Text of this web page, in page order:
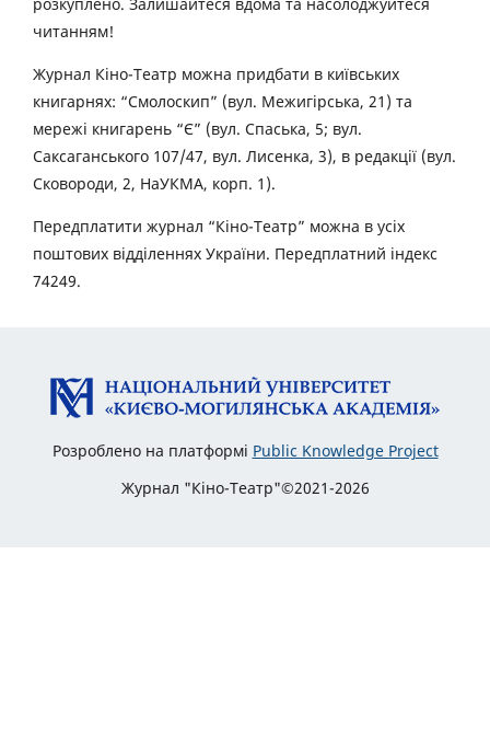
читанням!
Журнал Кіно-Театр можна придбати в київських
книгарнях: “Смолоскип” (вул. Межигірська, 21) та
мережі книгарень “Є” (вул. Спаська, 5; вул.
Саксаганського 107/47, вул. Лисенка, 3), в редакції (вул.
Сковороди, 2, НаУКМА, корп. 1).
Передплатити журнал “Кіно-Театр” можна в усіх
поштових відділеннях України. Передплатний індекс
74249.
Розроблено на платформі Public Knowledge Project
Журнал "Кіно-Театр"©2021-2026